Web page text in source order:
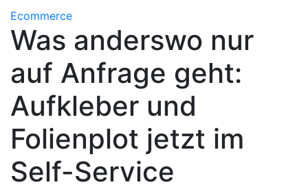
Ecommerce
Was anderswo nur
auf Anfrage geht:
Aufkleber und
Folienplot jetzt im
Self-Service